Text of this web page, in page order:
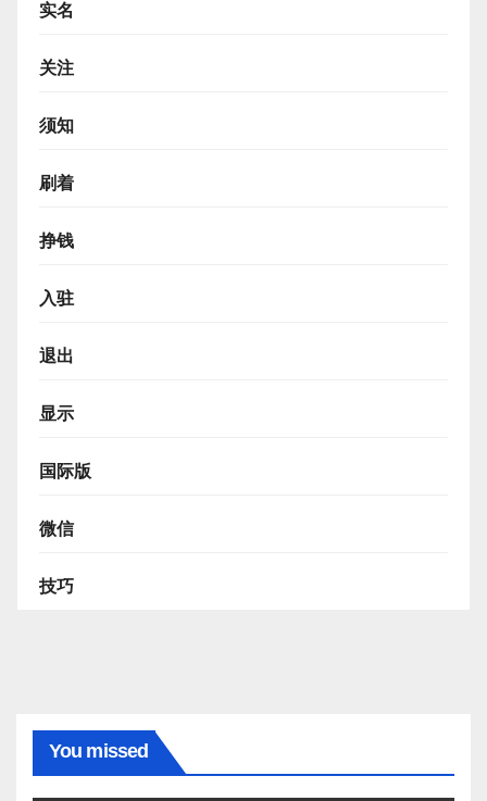
实名
关注
须知
刷着
挣钱
入驻
退出
显示
国际版
微信
技巧
You missed